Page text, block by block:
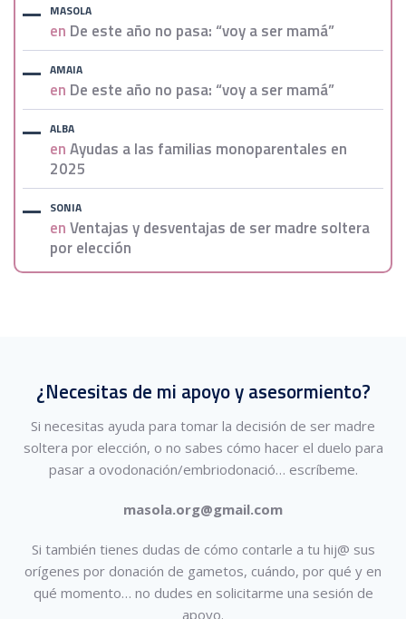
MASOLA
en De este año no pasa: “voy a ser mamá”
AMAIA
en De este año no pasa: “voy a ser mamá”
ALBA
enAyudas a las familias monoparentales en
2025
SONIA
enVentajas y desventajas de ser madre soltera
por elección
¿Necesitas de mi apoyo y asesormiento?
Si necesitas ayuda para tomar la decisión de ser madre
soltera por elección, o no sabes cómo hacer el duelo para
pasar a ovodonación/embriodonació… escríbeme.
masola.org@gmail.com
Si también tienes dudas de cómo contarle a tu hij@ sus
orígenes por donación de gametos, cuándo, por qué y en
qué momento… no dudes en solicitarme una sesión de
apoyo.